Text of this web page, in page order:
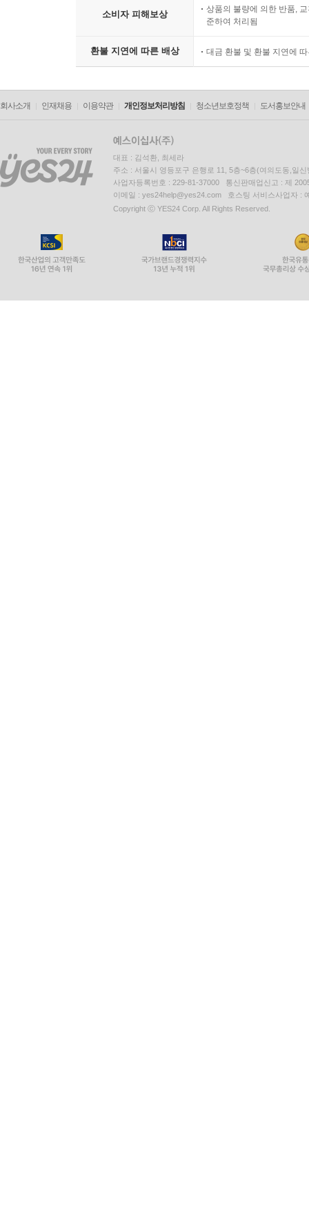
소비자 피해보상
상품의 불량에 의한 반품,
준하여 처리됨
환불 지연에 따른 배상 대금 환불 및 환불 지연에
회사소개 인재채용 이용약관 개인정보처리방침 청소년보호정책 도서홍보안내
대표 : 김석환, 최세라
주소 : 서울시 영등포구 은행로 11, 5층~6층(여의도동,일신
사업자등록번호 : 229-81-37000 통신판매업신고 : 제
이메일 : yes24help@yes24.com 호스팅 서비스사업자 :
Copyright ⓒ YES24 Corp. All Rights Reserved.